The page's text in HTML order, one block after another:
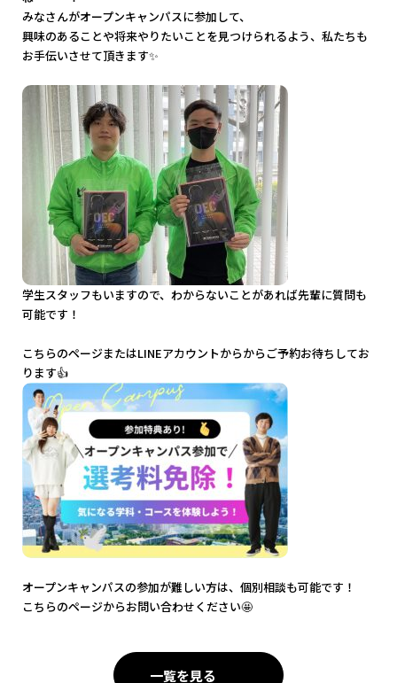
みなさんがオープンキャンパスに参加して、
興味のあることや将来やりたいことを見つけられるよう、私たちも
お手伝いさせて頂きます✨
学生スタッフもいますので、わからないことがあれば先輩に質問も
可能です！
こちらのページまたはLINEアカウントからからご予約お待ちしてお
ります👍
オープンキャンパスの参加が難しい方は、個別相談も可能です！
こちらのページからお問い合わせください🤩
一覧を見る